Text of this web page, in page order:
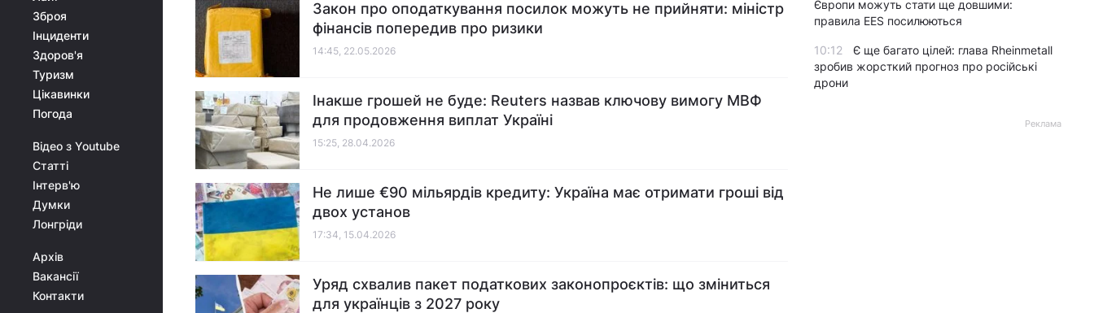
Зброя
Інциденти
Здоров'я
Туризм
Цікавинки
Погода
Відео з Youtube
Статті
Інтерв'ю
Думки
Лонгріди
Архів
Вакансії
Контакти
Закон про оподаткування посилок можуть не прийняти: міністр
фінансів попередив про ризики
14:45, 22.05.2026
Інакше грошей не буде: Reuters назвав ключову вимогу МВФ
для продовження виплат Україні
15:25, 28.04.2026
Не лише €90 мільярдів кредиту: Україна має отримати гроші від
двох установ
17:34, 15.04.2026
Уряд схвалив пакет податкових законопроєктів: що зміниться
для українців з 2027 року
Європи можуть стати ще довшими:
правила EES посилюються
10:12
Є ще багато цілей: глава Rheinmetall
зробив жорсткий прогноз про російські
дрони
Реклама